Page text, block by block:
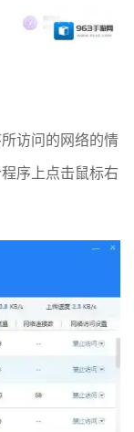
访问的网络的情
序上点击鼠标右